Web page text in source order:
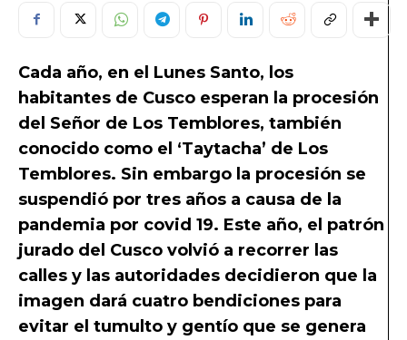
Cada año, en el Lunes Santo, los
habitantes de Cusco esperan la procesión
del Señor de Los Temblores, también
conocido como el ‘Taytacha’ de Los
Temblores. Sin embargo la procesión se
suspendió por tres años a causa de la
pandemia por covid 19. Este año, el patrón
jurado del Cusco volvió a recorrer las
calles y las autoridades decidieron que la
imagen dará cuatro bendiciones para
evitar el tumulto y gentío que se genera